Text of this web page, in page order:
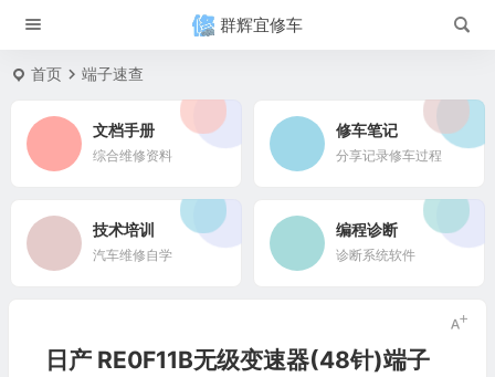
群辉宜修车
首页 端子速查
文档手册
综合维修资料
修车笔记
分享记录修车过程
技术培训
汽车维修自学
编程诊断
诊断系统软件
日产 RE0F11B无级变速器(48针)端子